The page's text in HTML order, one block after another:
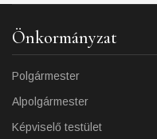
Önkormányzat
Polgármester
Alpolgármester
Képviselő testület